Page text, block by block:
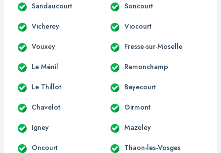
Sandaucourt Soncourt
Vicherey Viocourt
Vouxey Fresse-sur-Moselle
Le Ménil Ramonchamp
Le Thillot Bayecourt
Chavelot Girmont
Igney Mazeley
Oncourt Thaon-les-Vosges